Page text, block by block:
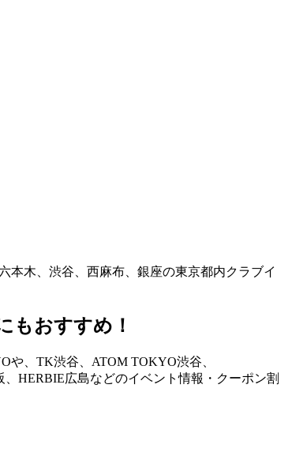
本木、渋谷、西麻布、銀座の東京都内クラブイ
もおすすめ！
や、TK渋谷、ATOM TOKYO渋谷、
HERBIE広島などのイベント情報・クーポン割